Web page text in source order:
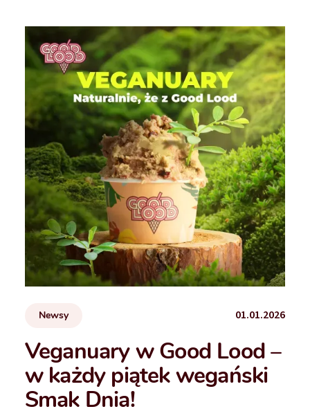
Newsy 01.01.2026
Veganuary w Good Lood –
w każdy piątek wegański
Smak Dnia!